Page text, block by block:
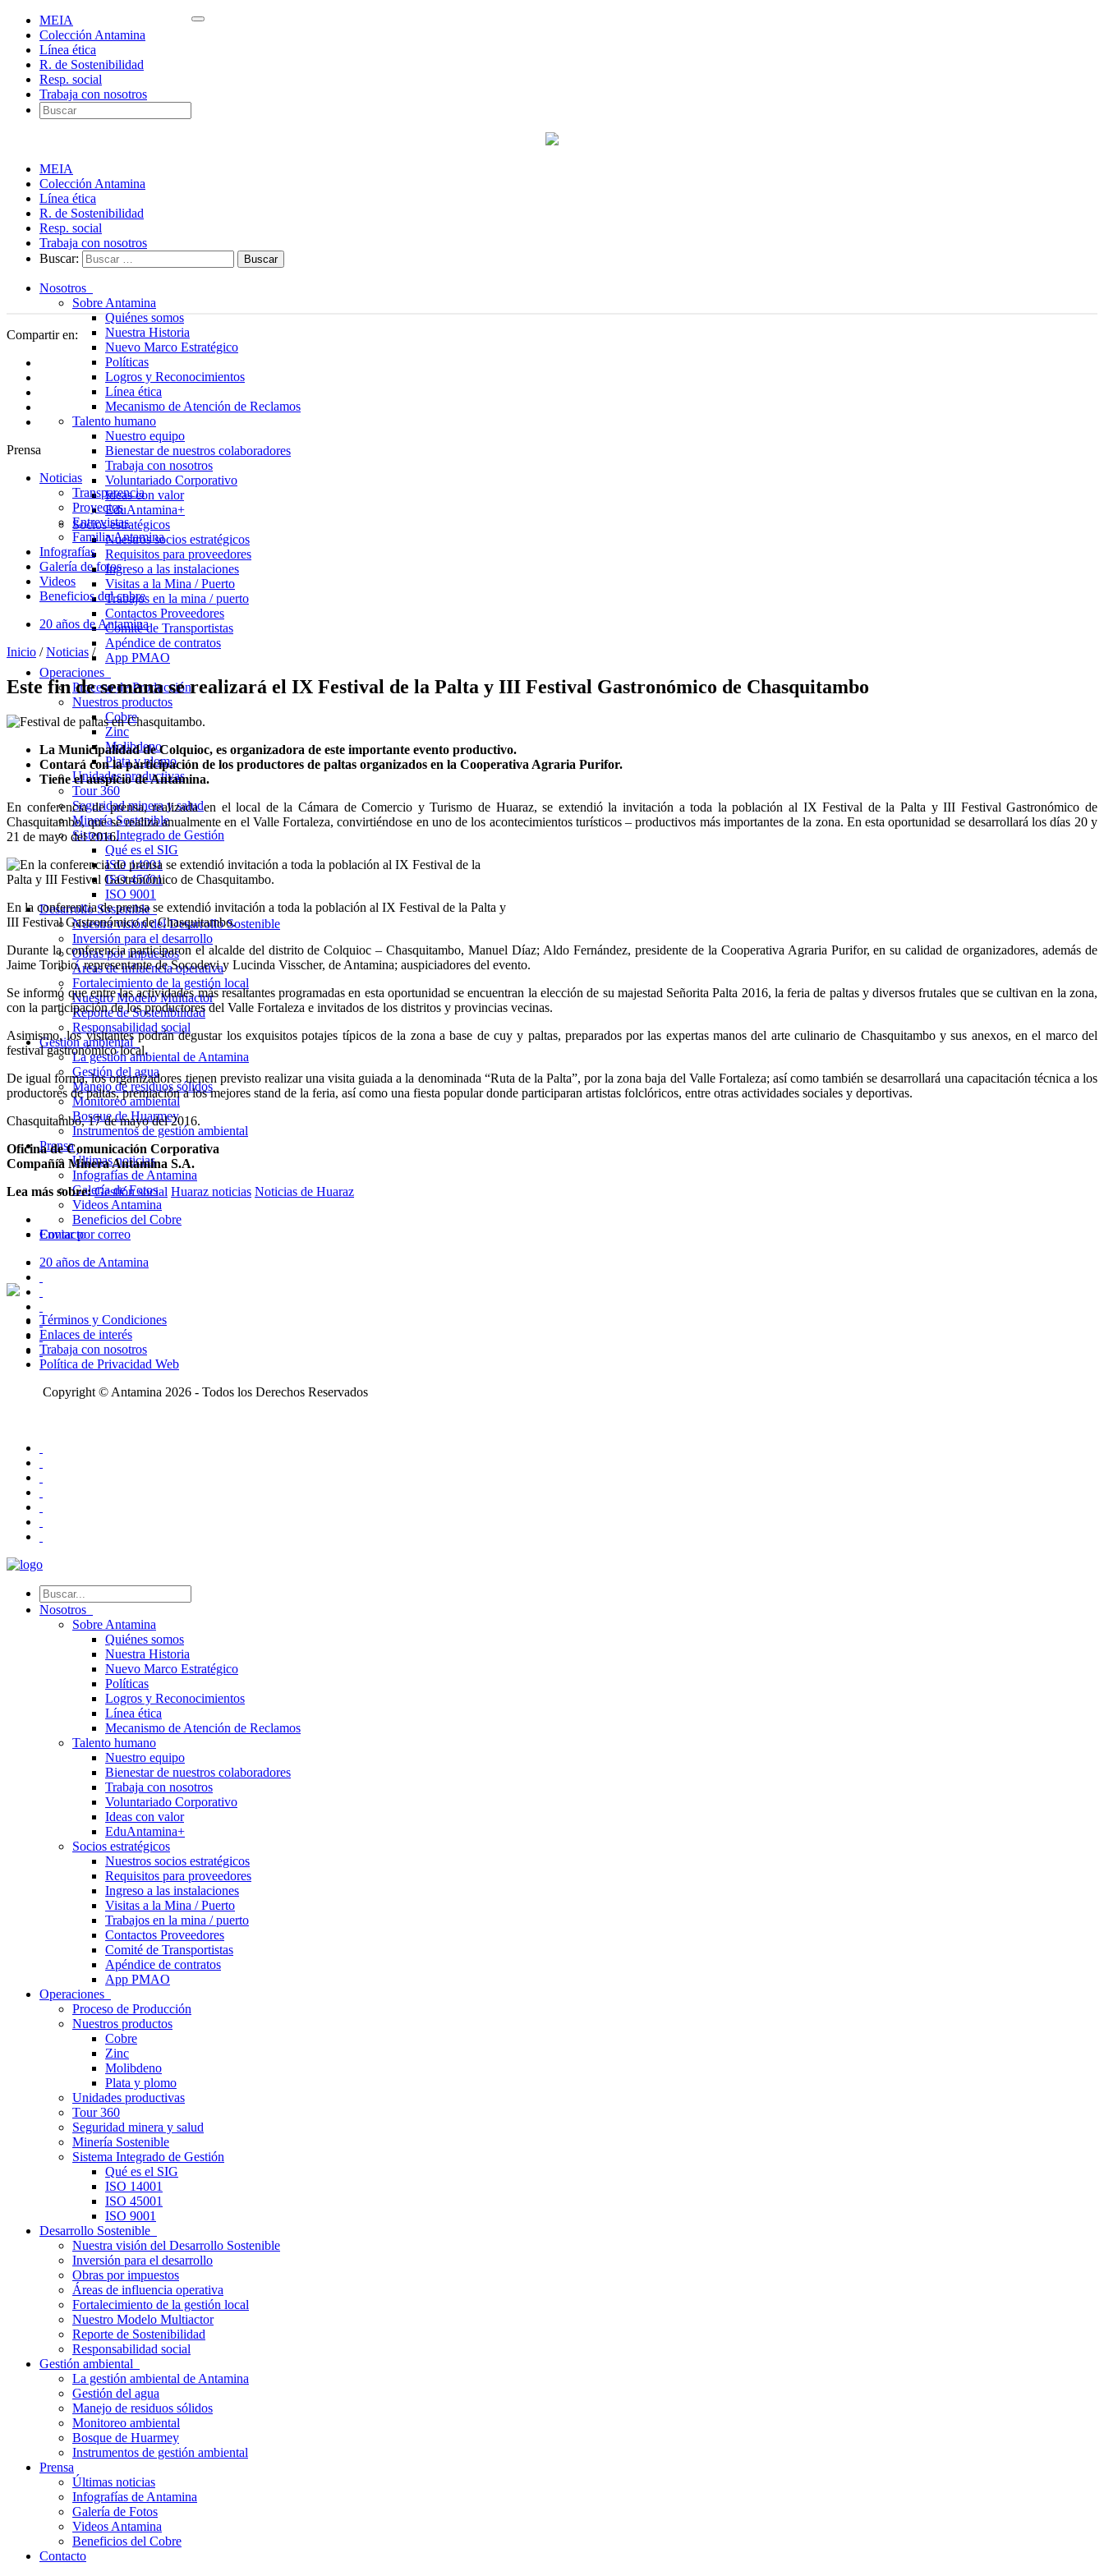
MEIA
Colección Antamina
Línea ética
R. de Sostenibilidad
Resp. social
Trabaja con nosotros
MEIA
Colección Antamina
Línea ética
R. de Sostenibilidad
Resp. social
Trabaja con nosotros
Buscar:
Nosotros
Sobre Antamina
Quiénes somos
Nuestra Historia
Nuevo Marco Estratégico
Políticas
Logros y Reconocimientos
Línea ética
Mecanismo de Atención de Reclamos
Talento humano
Nuestro equipo
Bienestar de nuestros colaboradores
Trabaja con nosotros
Voluntariado Corporativo
Ideas con valor
EduAntamina+
Socios estratégicos
Nuestros socios estratégicos
Requisitos para proveedores
Ingreso a las instalaciones
Visitas a la Mina / Puerto
Trabajos en la mina / puerto
Contactos Proveedores
Comité de Transportistas
Apéndice de contratos
App PMAO
Operaciones
Proceso de Producción
Nuestros productos
Cobre
Zinc
Molibdeno
Plata y plomo
Unidades productivas
Tour 360
Seguridad minera y salud
Minería Sostenible
Sistema Integrado de Gestión
Qué es el SIG
ISO 14001
ISO 45001
ISO 9001
Desarrollo Sostenible
Nuestra visión del Desarrollo Sostenible
Inversión para el desarrollo
Obras por impuestos
Áreas de influencia operativa
Fortalecimiento de la gestión local
Nuestro Modelo Multiactor
Reporte de Sostenibilidad
Responsabilidad social
Gestión ambiental
La gestión ambiental de Antamina
Gestión del agua
Manejo de residuos sólidos
Monitoreo ambiental
Bosque de Huarmey
Instrumentos de gestión ambiental
Prensa
Últimas noticias
Infografías de Antamina
Galería de Fotos
Videos Antamina
Beneficios del Cobre
Contacto
Compartir en:
Prensa
Noticias
Transparencia
Proyectos
Entrevistas
Familia Antamina
Infografías
Galería de fotos
Videos
Beneficios del cobre
20 años de Antamina
Inicio /Noticias /
Este fin de semana se realizará el IX Festival de la Palta y III Festival Gastronómico de Chasquitambo
La Municipalidad de Colquioc, es organizadora de este importante evento productivo.
Contará con la participación de los productores de paltas organizados en la Cooperativa Agraria Purifor.
Tiene el auspicio de Antamina.
En conferencia de prensa, realizada en el local de la Cámara de Comercio y Turismo de Huaraz, se extendió la invitación a toda la población al IX Festival de la Palta y III Festival Gastronómico de
Chasquitambo, que se realiza anualmente en el Valle Fortaleza, convirtiéndose en uno de los acontecimientos turísticos – productivos más importantes de la zona. En esta oportunidad se desarrollará los días 20 y
21 de mayo del 2016.
En la conferencia de prensa se extendió invitación a toda la población al IX Festival de la Palta y
III Festival Gastronómico de Chasquitambo.
Durante la conferencia participaron el alcalde del distrito de Colquioc – Chasquitambo, Manuel Díaz; Aldo Fernández, presidente de la Cooperativa Agraria Purifor, en su calidad de organizadores, además de
Jaime Toribio, representante de Socodevi y Lucinda Visscher, de Antamina; auspiciadores del evento.
Se informó que entre las actividades más resaltantes programadas en esta oportunidad se encuentran la elección de su majestad Señorita Palta 2016, la feria de paltas y diversos frutales que se cultivan en la zona,
con la participación de los productores del Valle Fortaleza e invitados de los distritos y provincias vecinas.
Asimismo, los visitantes podrán degustar los exquisitos potajes típicos de la zona a base de cuy y paltas, preparados por las expertas manos del arte culinario de Chasquitambo y sus anexos, en el marco del
festival gastronómico local.
De igual forma, los organizadores tienen previsto realizar una visita guiada a la denominada “Ruta de la Palta”, por la zona baja del Valle Fortaleza; así como también se desarrollará una capacitación técnica a los
productores de paltas, premiación a los mejores stand de la feria, así como una fiesta popular donde participaran artistas folclóricos, entre otras actividades sociales y deportivas.
Chasquitambo, 17 de mayo del 2016.
Oficina de Comunicación Corporativa
Compañía Minera Antamina S.A.
Lea más sobre: Gestión social Huaraz noticias Noticias de Huaraz
Enviar por correo
20 años de Antamina
Términos y Condiciones
Enlaces de interés
Trabaja con nosotros
Política de Privacidad Web
Copyright © Antamina 2026 - Todos los Derechos Reservados
Nosotros
Sobre Antamina
Quiénes somos
Nuestra Historia
Nuevo Marco Estratégico
Políticas
Logros y Reconocimientos
Línea ética
Mecanismo de Atención de Reclamos
Talento humano
Nuestro equipo
Bienestar de nuestros colaboradores
Trabaja con nosotros
Voluntariado Corporativo
Ideas con valor
EduAntamina+
Socios estratégicos
Nuestros socios estratégicos
Requisitos para proveedores
Ingreso a las instalaciones
Visitas a la Mina / Puerto
Trabajos en la mina / puerto
Contactos Proveedores
Comité de Transportistas
Apéndice de contratos
App PMAO
Operaciones
Proceso de Producción
Nuestros productos
Cobre
Zinc
Molibdeno
Plata y plomo
Unidades productivas
Tour 360
Seguridad minera y salud
Minería Sostenible
Sistema Integrado de Gestión
Qué es el SIG
ISO 14001
ISO 45001
ISO 9001
Desarrollo Sostenible
Nuestra visión del Desarrollo Sostenible
Inversión para el desarrollo
Obras por impuestos
Áreas de influencia operativa
Fortalecimiento de la gestión local
Nuestro Modelo Multiactor
Reporte de Sostenibilidad
Responsabilidad social
Gestión ambiental
La gestión ambiental de Antamina
Gestión del agua
Manejo de residuos sólidos
Monitoreo ambiental
Bosque de Huarmey
Instrumentos de gestión ambiental
Prensa
Últimas noticias
Infografías de Antamina
Galería de Fotos
Videos Antamina
Beneficios del Cobre
Contacto